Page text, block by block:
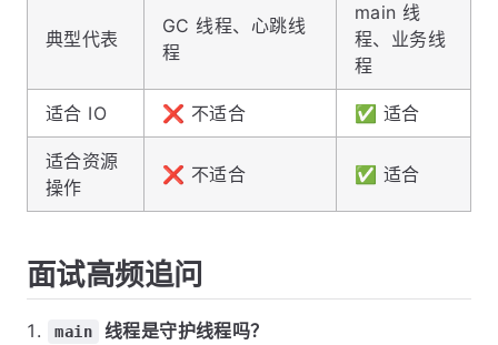
典型代表
GC 线程、心跳线
程
main 线
程、业务线
程
适合 IO ❌ 不适合 ✅ 适合
适合资源
操作
❌ 不适合 ✅ 适合
面试高频追问
main
线程是守护线程吗？